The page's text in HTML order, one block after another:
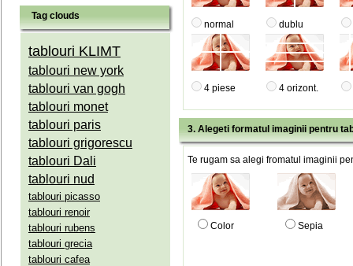
Tag clouds
tablouri KLIMT
tablouri new york
tablouri van gogh
tablouri monet
tablouri paris
tablouri grigorescu
tablouri Dali
tablouri nud
tablouri picasso
tablouri renoir
tablouri rubens
tablouri grecia
tablouri cafea
normal dublu
4 piese 4 orizont.
3. Alegeti formatul imaginii pentru
Te rugam sa alegi fromatul imaginii
Color Sepia